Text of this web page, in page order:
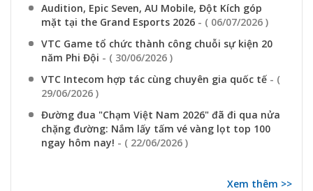
Audition, Epic Seven, AU Mobile, Đột Kích góp
mặt tại the Grand Esports 2026 - ( 06/07/2026 )
VTC Game tổ chức thành công chuỗi sự kiện 20
năm Phi Đội - ( 30/06/2026 )
VTC Intecom hợp tác cùng chuyên gia quốc tế - (
29/06/2026 )
Đường đua "Chạm Việt Nam 2026" đã đi qua nửa
chặng đường: Nắm lấy tấm vé vàng lọt top 100
ngay hôm nay! - ( 22/06/2026 )
Xem thêm >>